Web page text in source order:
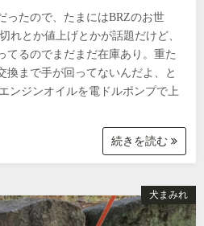
ったので、たまにはBRZのお世
れとか値上げとかが話題だけど、
てるのでまだまだ在庫あり。重た
換まで手が回ってないんだよ、と
ンジンオイルを電ドルポンプで上
続きを読む
犬まみれ